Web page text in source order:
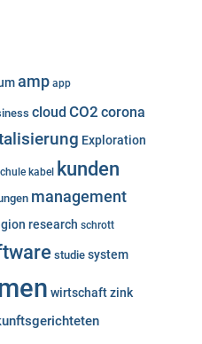
amp app
cloud CO2 corona
Exploration
kabel kunden
management
research schrott
studie system
wirtschaftzink